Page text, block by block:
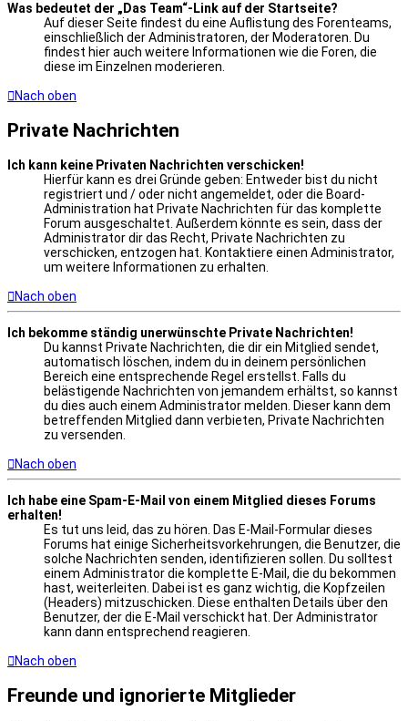
Was bedeutet der „Das Team“-Link auf der Startseite?
Auf dieser Seite findest du eine Auflistung des Forenteams,
einschließlich der Administratoren, der Moderatoren. Du
findest hier auch weitere Informationen wie die Foren, die
diese im Einzelnen moderieren.
Nach oben
Private Nachrichten
Ich kann keine Privaten Nachrichten verschicken!
Hierfür kann es drei Gründe geben: Entweder bist du nicht
registriert und / oder nicht angemeldet, oder die Board-
Administration hat Private Nachrichten für das komplette
Forum ausgeschaltet. Außerdem könnte es sein, dass der
Administrator dir das Recht, Private Nachrichten zu
verschicken, entzogen hat. Kontaktiere einen Administrator,
um weitere Informationen zu erhalten.
Nach oben
Ich bekomme ständig unerwünschte Private Nachrichten!
Du kannst Private Nachrichten, die dir ein Mitglied sendet,
automatisch löschen, indem du in deinem persönlichen
Bereich eine entsprechende Regel erstellst. Falls du
belästigende Nachrichten von jemandem erhältst, so kannst
du dies auch einem Administrator melden. Dieser kann dem
betreffenden Mitglied dann verbieten, Private Nachrichten
zu versenden.
Nach oben
Ich habe eine Spam-E-Mail von einem Mitglied dieses Forums
erhalten!
Es tut uns leid, das zu hören. Das E-Mail-Formular dieses
Forums hat einige Sicherheitsvorkehrungen, die Benutzer, die
solche Nachrichten senden, identifizieren sollen. Du solltest
einem Administrator die komplette E-Mail, die du bekommen
hast, weiterleiten. Dabei ist es ganz wichtig, die Kopfzeilen
(Headers) mitzuschicken. Diese enthalten Details über den
Benutzer, der die E-Mail verschickt hat. Der Administrator
kann dann entsprechend reagieren.
Nach oben
Freunde und ignorierte Mitglieder